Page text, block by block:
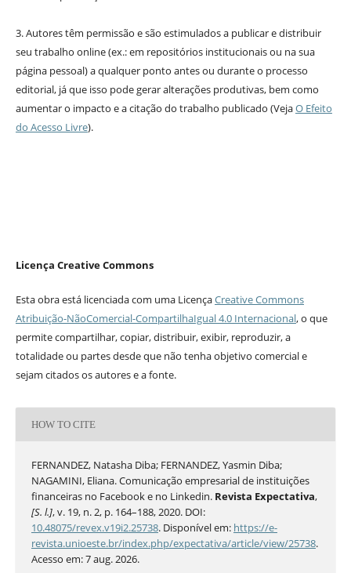
3. Autores têm permissão e são estimulados a publicar e distribuir
seu trabalho online (ex.: em repositórios institucionais ou na sua
página pessoal) a qualquer ponto antes ou durante o processo
editorial, já que isso pode gerar alterações produtivas, bem como
aumentar o impacto e a citação do trabalho publicado (VejaO Efeito
do Acesso Livre).
Licença Creative Commons
Esta obra está licenciada com uma LicençaCreative Commons
Atribuição-NãoComercial-CompartilhaIgual 4.0 Internacional, o que
permite compartilhar, copiar, distribuir, exibir, reproduzir, a
totalidade ou partes desde que não tenha objetivo comercial e
sejam citados os autores e a fonte.
HOW TO CITE
FERNANDEZ, Natasha Diba; FERNANDEZ, Yasmin Diba;
NAGAMINI, Eliana. Comunicação empresarial de instituições
financeiras no Facebook e no Linkedin. Revista Expectativa,
[S. l.], v. 19, n. 2, p. 164–188, 2020. DOI:
10.48075/revex.v19i2.25738. Disponível em: https://e-
revista.unioeste.br/index.php/expectativa/article/view/25738.
Acesso em: 7 aug. 2026.